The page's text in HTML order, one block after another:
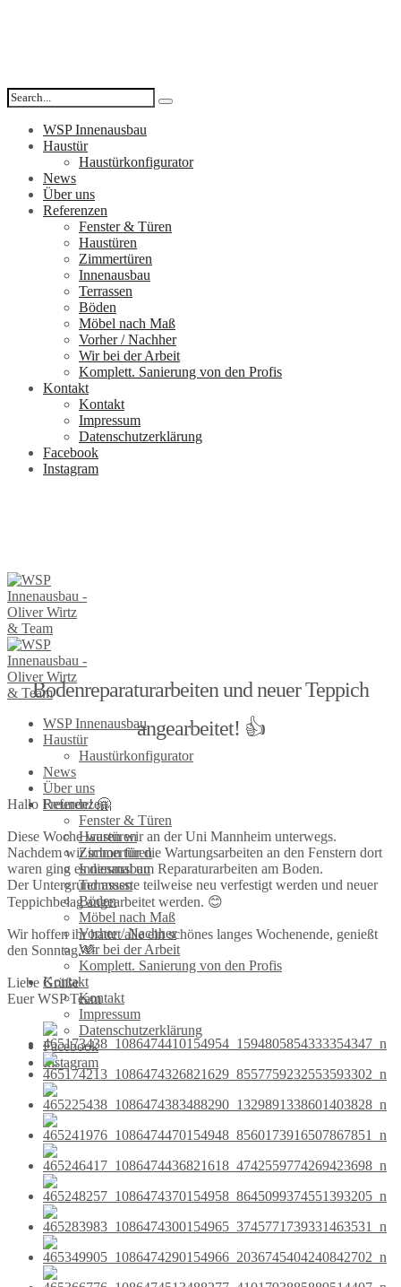
WSP Innenausbau
Haustür
Haustürkonfigurator
News
Über uns
Referenzen
Fenster & Türen
Haustüren
Zimmertüren
Innenausbau
Terrassen
Böden
Möbel nach Maß
Vorher / Nachher
Wir bei der Arbeit
Komplett. Sanierung von den Profis
Kontakt
Kontakt
Impressum
Datenschutzerklärung
Facebook
Instagram
WSP Innenausbau
Haustür
Haustürkonfigurator
News
Über uns
Referenzen
Fenster & Türen
Haustüren
Zimmertüren
Innenausbau
Terrassen
Böden
Möbel nach Maß
Vorher / Nachher
Wir bei der Arbeit
Komplett. Sanierung von den Profis
Kontakt
Kontakt
Impressum
Datenschutzerklärung
Facebook
Instagram
Bodenreparaturarbeiten und neuer Teppich
angearbeitet! 👍
Hallo Freunde! 🤗
Diese Woche waren wir an der Uni Mannheim unterwegs.
Nachdem wir schon für die Wartungsarbeiten an den Fenstern dort
waren ging es diesmal um Reparaturarbeiten am Boden.
Der Untergrund musste teilweise neu verfestigt werden und neuer
Teppichbelag angearbeitet werden. 😊
Wir hoffen ihr hattet alle ein schönes langes Wochenende, genießt
den Sonntag.🫶
Liebe Grüße
Euer WSP Team